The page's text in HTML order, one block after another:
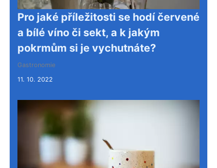
Pro jaké příležitosti se hodí červené
a bílé víno či sekt, a k jakým
pokrmům si je vychutnáte?
Gastronomie
11. 10. 2022